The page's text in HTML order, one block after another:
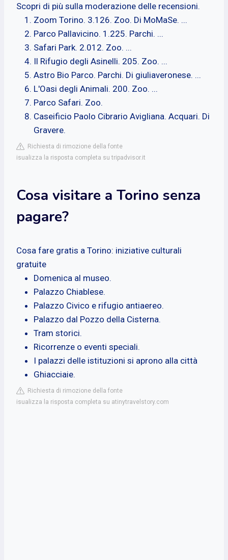
Scopri di più sulla moderazione delle recensioni.
Zoom Torino. 3.126. Zoo. Di MoMaSe. ...
Parco Pallavicino. 1.225. Parchi. ...
Safari Park. 2.012. Zoo. ...
Il Rifugio degli Asinelli. 205. Zoo. ...
Astro Bio Parco. Parchi. Di giuliaveronese. ...
L'Oasi degli Animali. 200. Zoo. ...
Parco Safari. Zoo.
Caseificio Paolo Cibrario Avigliana. Acquari. Di
Gravere.
Richiesta di rimozione della fonte
isualizza la risposta completa su tripadvisor.it
Cosa visitare a Torino senza
pagare?
Cosa fare gratis a Torino: iniziative culturali
gratuite
Domenica al museo.
Palazzo Chiablese.
Palazzo Civico e rifugio antiaereo.
Palazzo dal Pozzo della Cisterna.
Tram storici.
Ricorrenze o eventi speciali.
I palazzi delle istituzioni si aprono alla città
Ghiacciaie.
Richiesta di rimozione della fonte
isualizza la risposta completa su atinytravelstory.com